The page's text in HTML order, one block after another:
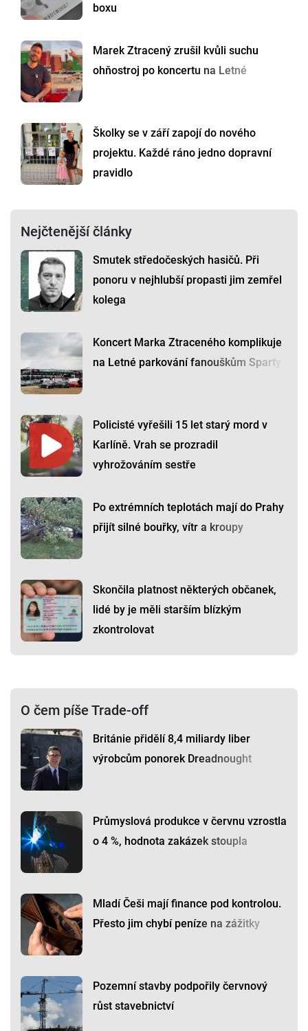
boxu
Marek Ztracený zrušil kvůli suchu
ohňostroj po koncertu na Letné
Školky se v září zapojí do nového
projektu. Každé ráno jedno dopravní
pravidlo
Nejčtenější články
Smutek středočeských hasičů. Při
ponoru v nejhlubší propasti jim zemřel
kolega
Koncert Marka Ztraceného komplikuje
na Letné parkování fanouškům Sparty
Policisté vyřešili 15 let starý mord v
Karlíně. Vrah se prozradil
vyhrožováním sestře
Po extrémních teplotách mají do Prahy
přijít silné bouřky, vítr a kroupy
Skončila platnost některých občanek,
lidé by je měli starším blízkým
zkontrolovat
O čem píše Trade-off
Británie přidělí 8,4 miliardy liber
výrobcům ponorek Dreadnought
Průmyslová produkce v červnu vzrostla
o 4 %, hodnota zakázek stoupla
Mladí Češi mají finance pod kontrolou.
Přesto jim chybí peníze na zážitky
Pozemní stavby podpořily červnový
růst stavebnictví